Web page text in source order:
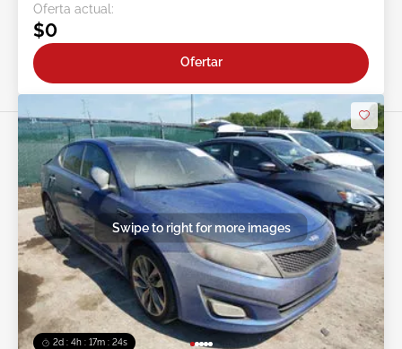
Oferta actual:
$0
Ofertar
2d : 4h : 17m : 21s
Swipe to right for more images